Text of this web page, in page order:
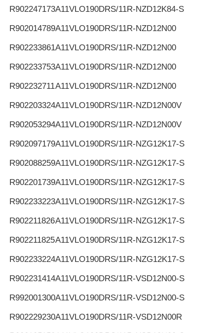
R902247173A11VLO190DRS/11R-NZD12K84-S
R902014789A11VLO190DRS/11R-NZD12N00
R902233861A11VLO190DRS/11R-NZD12N00
R902233753A11VLO190DRS/11R-NZD12N00
R902232711A11VLO190DRS/11R-NZD12N00
R902203324A11VLO190DRS/11R-NZD12N00V
R902053294A11VLO190DRS/11R-NZD12N00V
R902097179A11VLO190DRS/11R-NZG12K17-S
R902088259A11VLO190DRS/11R-NZG12K17-S
R902201739A11VLO190DRS/11R-NZG12K17-S
R902233223A11VLO190DRS/11R-NZG12K17-S
R902211826A11VLO190DRS/11R-NZG12K17-S
R902211825A11VLO190DRS/11R-NZG12K17-S
R902233224A11VLO190DRS/11R-NZG12K17-S
R902231414A11VLO190DRS/11R-VSD12N00-S
R992001300A11VLO190DRS/11R-VSD12N00-S
R902229230A11VLO190DRS/11R-VSD12N00R